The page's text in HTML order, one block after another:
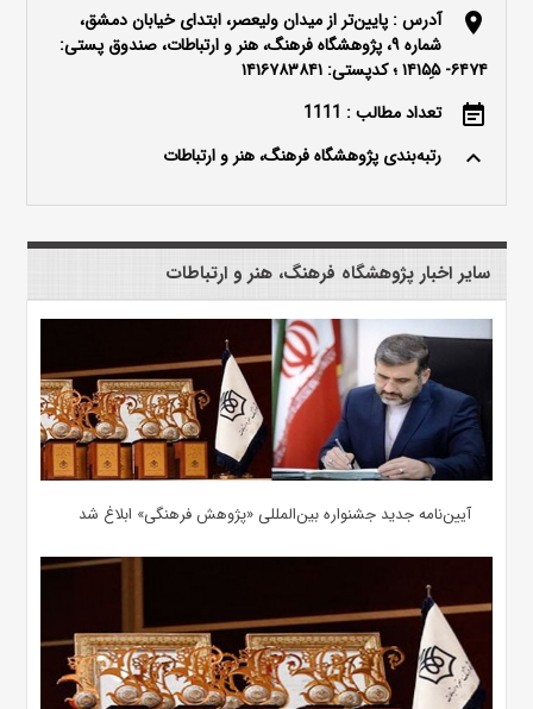
location_on
آدرس : پایین‌تر از میدان ولیعصر، ابتدای خیابان دمشق،
شماره ۹، پژوهشگاه فرهنگ، هنر و ارتباطات، صندوق پستی:
۶۴۷۴- ۱۴۱۵۵ِ ؛ کدپستی: ۱۴۱۶۷۸۳۸۴۱
event_note تعداد مطالب : 1111
keyboard_arrow_up رتبه‌بندی پژوهشگاه فرهنگ، هنر و ارتباطات
سایر اخبار پژوهشگاه فرهنگ، هنر و ارتباطات
آیین‌نامه جدید جشنواره بین‌المللی «پژوهش فرهنگی» ابلاغ شد